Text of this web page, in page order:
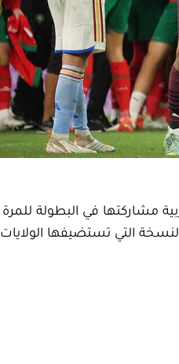
ضمنت ثمانية منتخبات عربية مشاركتها في البطولة للمرة
منذ انطلاق المونديال عام 1930، وذلك خلال النسخة التي تستضيفها الولايات